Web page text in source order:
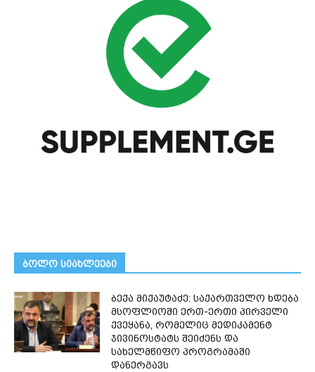
ᲑᲝᲚᲝ ᲡᲘᲐᲮᲚᲔᲔᲑᲘ
ბექა მიქაუტაძე: საქართველო ხდება
მსოფლიოში ერთ-ერთი პირველი
ქვეყანა, რომელიც მედიკამენტ
ჯივინოსტატს შეიძენს და
სახელმწიფო პროგრამაში
დანერგავს